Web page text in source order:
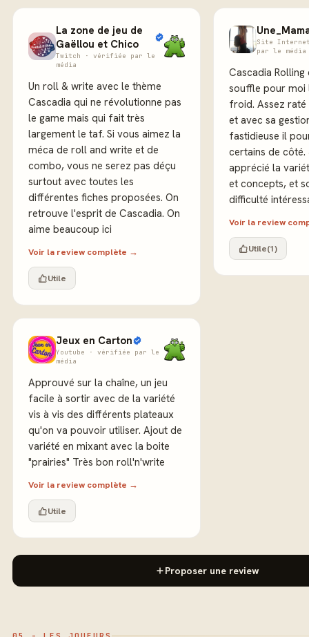
La zone de jeu de
Gaëllou et Chico
Twitch · vérifiée par le
média
Un roll & write avec le thème
Cascadia qui ne révolutionne pas
le game mais qui fait très
largement le taf. Si vous aimez la
méca de roll and write et de
combo, vous ne serez pas déçu
surtout avec toutes les
différentes fiches proposées. On
retrouve l'esprit de Cascadia. On
aime beaucoup ici
Voir la review complète →
Utile
Jeux en Carton
Youtube · vérifiée par le
média
Approuvé sur la chaîne, un jeu
facile à sortir avec de la variété
vis à vis des différents plateaux
qu'on va pouvoir utiliser. Ajout de
variété en mixant avec la boite
"prairies" Très bon roll'n'write
Voir la review complète →
Utile
Site
par le média
Cascadia Rolling
souffle pour moi
froid. Assez
et avec sa
fastidieuse il
certains de
apprécié la
et concepts, et
difficulté
Voir la review
Utile(1)
Proposer une review